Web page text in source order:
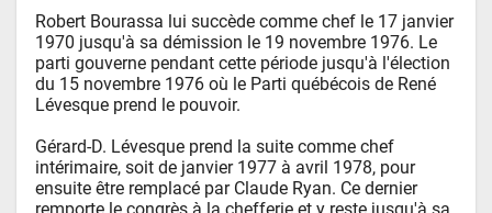
Robert Bourassa lui succède comme chef le 17 janvier
1970 jusqu'à sa démission le 19 novembre 1976. Le
parti gouverne pendant cette période jusqu'à l'élection
du 15 novembre 1976 où le Parti québécois de René
Lévesque prend le pouvoir.
Gérard-D. Lévesque prend la suite comme chef
intérimaire, soit de janvier 1977 à avril 1978, pour
ensuite être remplacé par Claude Ryan. Ce dernier